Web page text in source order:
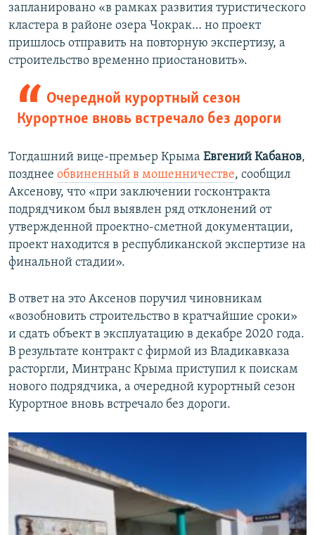
запланировано «в рамках развития туристического
кластера в районе озера Чокрак… но проект
пришлось отправить на повторную экспертизу, а
строительство временно приостановить».
Очередной курортный сезон
Курортное вновь встречало без дороги
Тогдашний вице-премьер Крыма Евгений Кабанов,
позднее обвиненный в мошенничестве, сообщил
Аксенову, что «при заключении госконтракта
подрядчиком был выявлен ряд отклонений от
утвержденной проектно-сметной документации,
проект находится в республиканской экспертизе на
финальной стадии».
В ответ на это Аксенов поручил чиновникам
«возобновить строительство в кратчайшие сроки»
и сдать объект в эксплуатацию в декабре 2020 года.
В результате контракт с фирмой из Владикавказа
расторгли, Минтранс Крыма приступил к поискам
нового подрядчика, а очередной курортный сезон
Курортное вновь встречало без дороги.